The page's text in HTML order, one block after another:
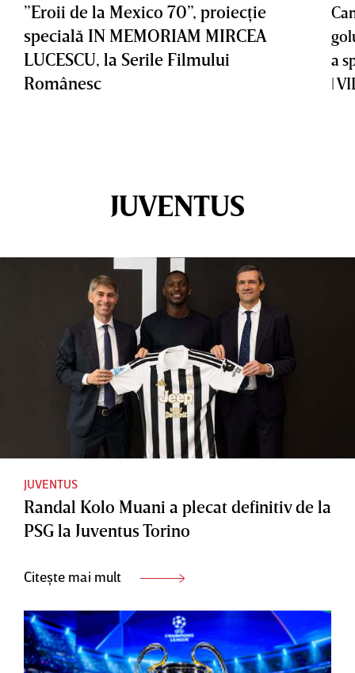
”Eroii de la Mexico 70”, proiecţie
specială IN MEMORIAM MIRCEA
LUCESCU, la Serile Filmului
Românesc
a
|
JUVENTUS
JUVENTUS
Randal Kolo Muani a plecat definitiv de la
PSG la Juventus Torino
Citește mai mult